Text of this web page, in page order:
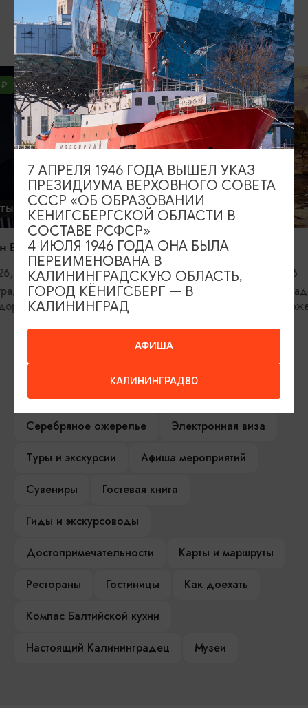
ВОЗМОЖНО ВАС ЗАИНТЕРЕСУЕТ
ВЫСТАВКИ
Прикосновение
06.08.2026 - 05.09.2026
Калининград, Калининградский
областной историко-художественный
КОНЦЕРТЫ
Открытие
филармонии
областная
Светланова
ИЩИТЕ ТАКЖЕ НА НАШЕМ САЙТЕ
Серебряное ожерелье
Электронная виза
Туры и экскурсии
Афиша мероприятий
Сувениры
Гостевая книга
Гиды и экскурсоводы
Достопримечательности
Карты и маршруты
Рестораны
Гостиницы
Как доехать
Компас Балтийской кухни
Настоящий Калининградец
Музеи
АФИША
КАЛИНИНГРАД80
7 АПРЕЛЯ 1946 ГОДА ВЫШЕЛ УКАЗ
ПРЕЗИДИУМА ВЕРХОВНОГО СОВЕТА
СССР «ОБ ОБРАЗОВАНИИ
КЕНИГСБЕРГСКОЙ ОБЛАСТИ В
СОСТАВЕ РСФСР»
4 ИЮЛЯ 1946 ГОДА ОНА БЫЛА
ПЕРЕИМЕНОВАНА В
КАЛИНИНГРАДСКУЮ ОБЛАСТЬ,
ГОРОД КЁНИГСБЕРГ — В
КАЛИНИНГРАД